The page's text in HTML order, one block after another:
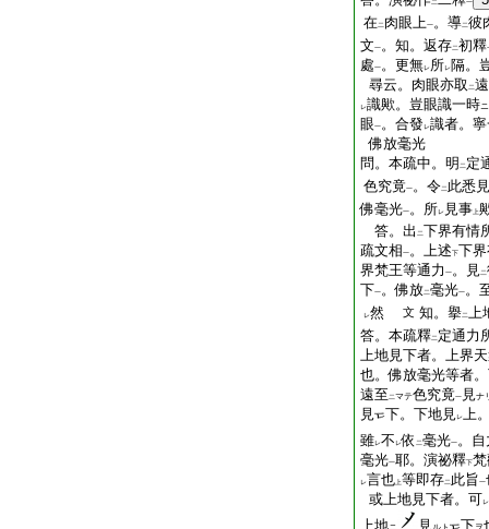
二 一
在二 肉眼上一。導二彼
文一。知。返存二初釋
處一。更無レ所レ隔。
尋云。肉眼亦取 二
レ識歟。豈眼識一時ニ
眼一。合發 レ識者。
佛放毫光
問。本疏中。明 二 定
色究竟一。令二 此悉見
佛毫光一。所レ 見事 上
答。出 二下界有情
疏文相一。上述下下
界梵王等通力 一。見二
下一。佛放二毫光一。
レ然 文 知。擧二上
答。本疏釋二 定通力
上地見下者。上界
也。佛放毫光等者
遠至 二マテ色究竟一 見ナ
見 下。下地見レ上
雖レ不 レ依 二毫光一。自
毫光一耶。演祕釋下
レ言也 上等即存二 此旨一
或上地見下者。可レ
上地 見 下